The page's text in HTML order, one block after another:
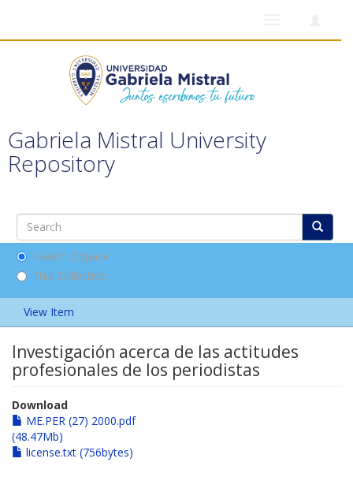
Gabriela Mistral University
Repository
Search DSpace
This Collection
View Item
Investigación acerca de las actitudes
profesionales de los periodistas
Download
ME.PER (27) 2000.pdf
(48.47Mb)
license.txt (756bytes)